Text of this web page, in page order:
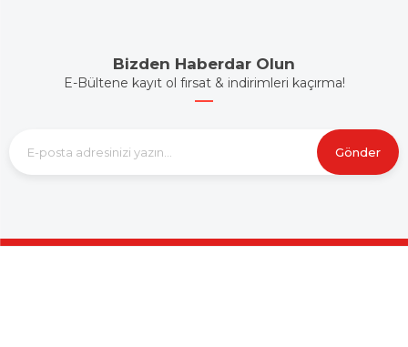
Bizden Haberdar Olun
E-Bültene kayıt ol fırsat & indirimleri kaçırma!
Gönder